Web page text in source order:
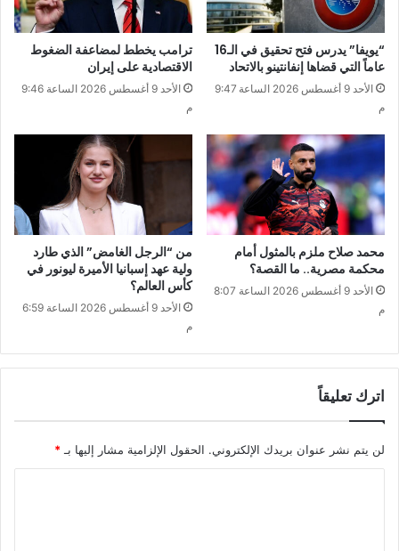
“يويفا” يدرس فتح تحقيق في الـ16
عاماً التي قضاها إنفانتينو بالاتحاد
الأحد 9 أغسطس 2026 الساعة 9:47
م
ترامب يخطط لمضاعفة الضغوط
الاقتصادية على إيران
الأحد 9 أغسطس 2026 الساعة 9:46
م
محمد صلاح ملزم بالمثول أمام
محكمة مصرية.. ما القصة؟
الأحد 9 أغسطس 2026 الساعة 8:07
م
من “الرجل الغامض” الذي طارد
ولية عهد إسبانيا الأميرة ليونور في
كأس العالم؟
الأحد 9 أغسطس 2026 الساعة 6:59
م
اترك تعليقاً
لن يتم نشر عنوان بريدك الإلكتروني. الحقول الإلزامية مشار إليها بـ *